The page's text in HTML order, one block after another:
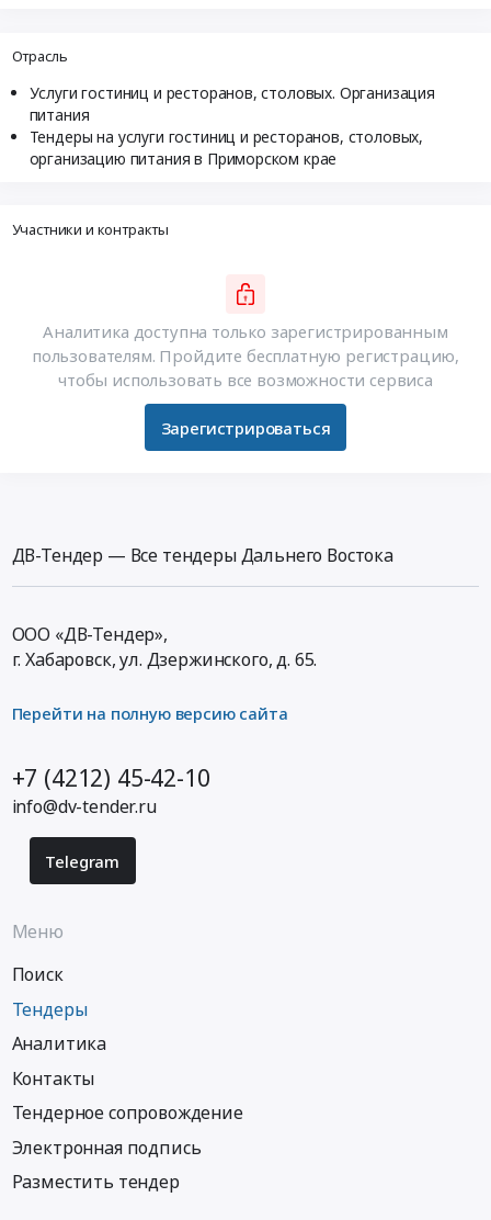
Отрасль
Услуги гостиниц и ресторанов, столовых. Организация
питания
Тендеры на услуги гостиниц и ресторанов, столовых,
организацию питания в Приморском крае
Участники и контракты
Аналитика доступна только зарегистрированным
пользователям. Пройдите бесплатную регистрацию,
чтобы использовать все возможности сервиса
Зарегистрироваться
ДВ-Тендер — Все тендеры Дальнего Востока
ООО «ДВ-Тендер»,
г. Хабаровск,ул. Дзержинского, д. 65.
Перейти на полную версию сайта
+7 (4212) 45-42-10
info@dv-tender.ru
Telegram
Меню
Поиск
Тендеры
Аналитика
Контакты
Тендерное сопровождение
Электронная подпись
Разместить тендер